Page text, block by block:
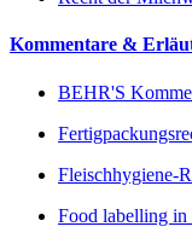
Kommentare &
BEHR'S
Fleischhygiene-
Food labelling in